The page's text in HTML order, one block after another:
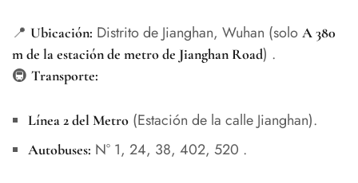
📍 Ubicación: Distrito de Jianghan, Wuhan (solo A 380
m de la estación de metro de Jianghan Road) .
🚇 Transporte:
Línea 2 del Metro(Estación de la calle Jianghan).
Autobuses: N° 1, 24, 38, 402, 520 .